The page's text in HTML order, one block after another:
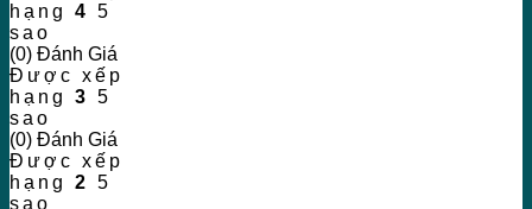
hạng 4 5
sao
(0) Đánh Giá
Được xếp
hạng 3 5
sao
(0) Đánh Giá
Được xếp
hạng 2 5
sao